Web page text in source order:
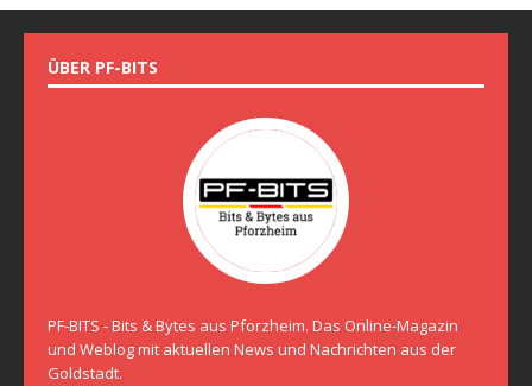
ÜBER PF-BITS
PF-BITS - Bits & Bytes aus Pforzheim. Das Online-Magazin
und Weblog mit aktuellen News und Nachrichten aus der
Goldstadt.